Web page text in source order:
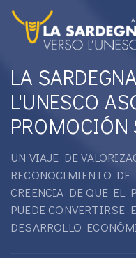
LA
L'UNESCO
PROMOCIÓN
UN VIAJE DE
RECONOCIMIENTO
CREENCIA DE QUE EL
PUEDE CONVERTIRSE
DESARROLLO